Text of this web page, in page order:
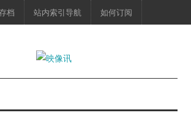
档 站内索引导航 如何订阅